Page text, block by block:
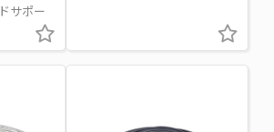
サポー